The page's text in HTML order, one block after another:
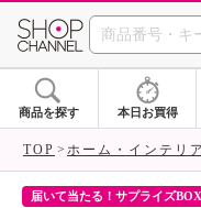
商品を探す 本日お買得
TOP ホーム・インテリア
届いて当たる！サプライズ